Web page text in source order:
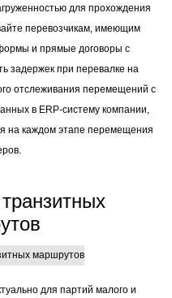
для прохождения
перевозчикам, имеющим
и прямые договоры с
задержек при перевалке на
отслеживания перемещений с
в ERP-систему компании,
на каждом этапе перемещения
для партий малого и